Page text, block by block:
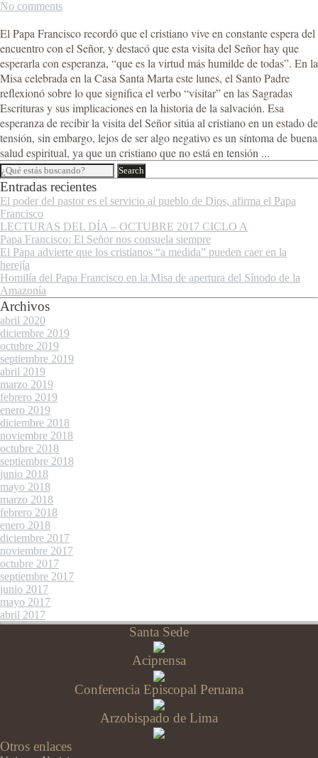
No comments
El Papa Francisco recordó que el cristiano vive en constante espera del
encuentro con el Señor, y destacó que esta visita del Señor hay que
esperarla con esperanza, “que es la virtud más humilde de todas”. En la
Misa celebrada en la Casa Santa Marta este lunes, el Santo Padre
reflexionó sobre lo que significa el verbo “visitar” en las Sagradas
Escrituras y sus implicaciones en la historia de la salvación. Esa
esperanza de recibir la visita del Señor sitúa al cristiano en un estado de
tensión, sin embargo, lejos de ser algo negativo es un síntoma de buena
salud espiritual, ya que un cristiano que no está en tensión ...
Entradas recientes
El poder del pastor es el servicio al pueblo de Dios, afirma el Papa
Francisco
LECTURAS DEL DÍA – OCTUBRE 2017 CICLO A
Papa Francisco: El Señor nos consuela siempre
El Papa advierte que los cristianos “a medida” pueden caer en la
herejía
Homilía del Papa Francisco en la Misa de apertura del Sínodo de la
Amazonía
Archivos
abril 2020
diciembre 2019
octubre 2019
septiembre 2019
abril 2019
marzo 2019
febrero 2019
enero 2019
diciembre 2018
noviembre 2018
octubre 2018
septiembre 2018
junio 2018
mayo 2018
marzo 2018
febrero 2018
enero 2018
diciembre 2017
noviembre 2017
octubre 2017
septiembre 2017
junio 2017
mayo 2017
abril 2017
Santa Sede
Aciprensa
Conferencia Episcopal Peruana
Arzobispado de Lima
Otros enlaces